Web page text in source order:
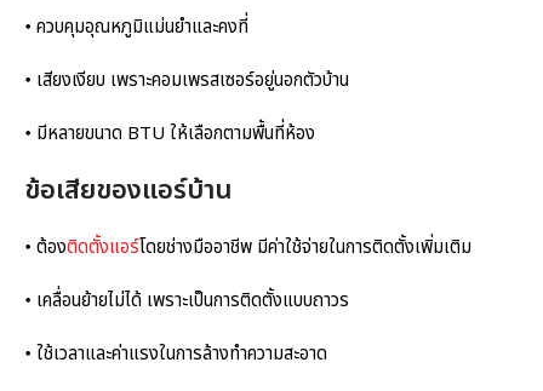
𑇐 ควบคุมอุณหภูมิแม่นยำและคงที่
𑇐 เสียงเงียบ เพราะคอมเพรสเซอร์อยู่นอกตัวบ้าน
𑇐 มีหลายขนาด BTU ให้เลือกตามพื้นที่ห้อง
ข้อเสียของแอร์บ้าน
𑇐 ต้องติดตั้งแอร์โดยช่างมืออาชีพ มีค่าใช้จ่ายในการติดตั้งเพิ่มเติม
𑇐 เคลื่อนย้ายไม่ได้ เพราะเป็นการติดตั้งแบบถาวร
𑇐 ใช้เวลาและค่าแรงในการล้างทำความสะอาด